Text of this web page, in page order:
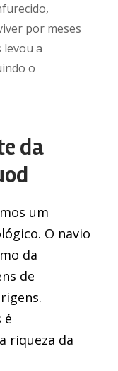
por meses
levou a
o
da
um
O navio
da
de
é
riqueza da